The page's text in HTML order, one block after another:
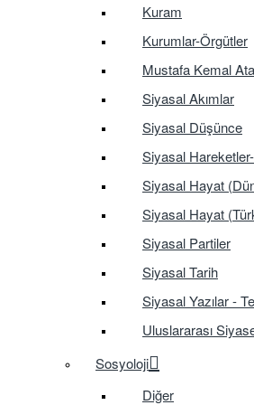
Kuram
Kurumlar-Örgütler
Mustafa Kemal
Siyasal Akımlar
Siyasal Düşünce
Siyasal
Siyasal Hayat
Siyasal Hayat
Siyasal Partiler
Siyasal Tarih
Siyasal Yazılar -
Uluslararası
Sosyoloji
Diğer